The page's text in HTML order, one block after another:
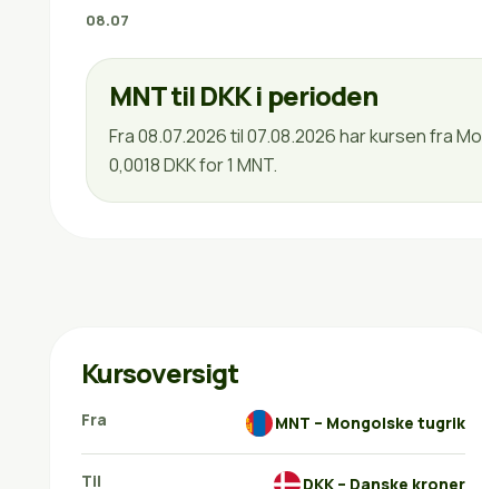
08.07
MNT til DKK i perioden
Fra 08.07.2026 til 07.08.2026 har kursen fra
0,0018 DKK for 1 MNT.
Kursoversigt
Fra MNT – Mongolske tugrik
Til DKK – Danske kroner